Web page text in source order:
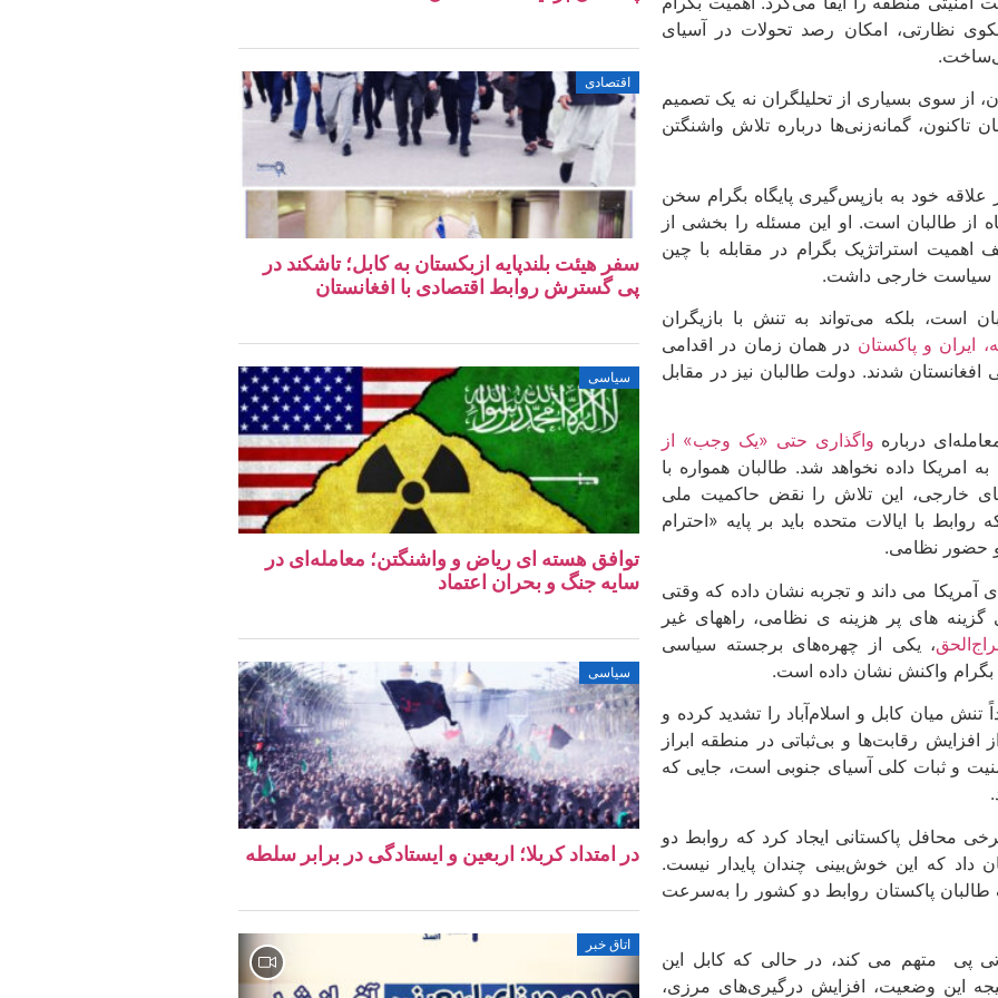
نظارتی، امکان رصد تحولات در آسیای
نحوه ترک ناگهانی آن، از سوی بسیاری از تحلیلگران نه یک تصمیم
گمانه‌زنی‌ها درباره تلاش واشنگتن
علاقه خود به بازپس‌گیری پایگاه بگرام سخن
از طالبان است. او این مسئله را بخشی از
استراتژیک بگرام در مقابله با چین
سیاست خارجی داشت.
است، بلکه می‌تواند به ‌تنش با بازیگران
ایران و پاکستان در همان زمان در اقدامی
شدند. دولت طالبان نیز در مقابل
درباره واگذاری حتی «یک وجب» از
امریکا داده نخواهد شد. طالبان همواره با
خارجی، این تلاش را نقض حاکمیت ملی
با ایالات متحده باید بر پایه «احترام
و حضور نظامی.
آمریکا می داند و تجربه نشان داده که وقتی
های پر هزینه ی نظامی، راههای غیر
، یکی از چهره‌های برجسته سیاسی
بگرام واکنش نشان داده است.
تنش میان کابل و اسلام‌آباد را تشدید کرده و
رقابت‌ها و بی‌ثباتی در منطقه ابراز
و ثبات کلی آسیای جنوبی است، جایی که
محافل پاکستانی ایجاد کرد که روابط دو
داد که این خوش‌بینی چندان پایدار نیست.
طالبان پاکستان روابط دو کشور را به‌سرعت
تی پی متهم می کند، در حالی که کابل این
این وضعیت، افزایش درگیری‌های مرزی،
اقتصادی
سفر هیئت بلندپایه ازبکستان به کابل؛ تاشکند در
پی گسترش روابط اقتصادی با افغانستان
سیاسی
توافق هسته‌ ای ریاض و واشنگتن؛ معامله‌ای در
سایه جنگ و بحران اعتماد
سیاسی
در امتداد کربلا؛ اربعین و ایستادگی در برابر سلطه
اتاق خبر